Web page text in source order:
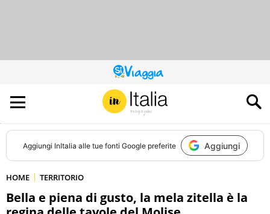
QUESTO
SITO
CONTRIBUISCE
ALL’AUDIENCE
DI
Aggiungi InItalia alle tue fonti Google preferite Aggiungi
HOME TERRITORIO
Bella e piena di gusto, la mela zitella è la